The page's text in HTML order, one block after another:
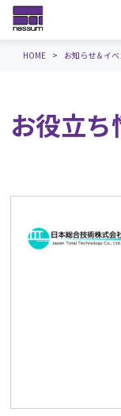
HOME お知らせ＆イベ
お役立ち